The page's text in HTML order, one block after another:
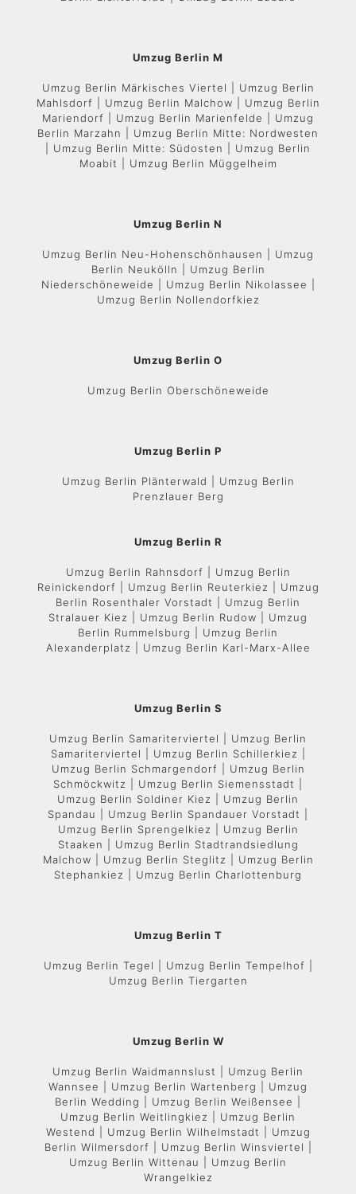
Umzug Berlin M
Umzug Berlin Märkisches Viertel | Umzug Berlin
Mahlsdorf | Umzug Berlin Malchow | Umzug Berlin
Mariendorf | Umzug Berlin Marienfelde | Umzug
Berlin Marzahn | Umzug Berlin Mitte: Nordwesten
| Umzug Berlin Mitte: Südosten | Umzug Berlin
Moabit | Umzug Berlin Müggelheim
Umzug Berlin N
Umzug Berlin Neu-Hohenschönhausen | Umzug
Berlin Neukölln | Umzug Berlin
Niederschöneweide | Umzug Berlin Nikolassee |
Umzug Berlin Nollendorfkiez
Umzug Berlin O
Umzug Berlin Oberschöneweide
Umzug Berlin P
Umzug Berlin Plänterwald | Umzug Berlin
Prenzlauer Berg
Umzug Berlin R
Umzug Berlin Rahnsdorf | Umzug Berlin
Reinickendorf | Umzug Berlin Reuterkiez | Umzug
Berlin Rosenthaler Vorstadt | Umzug Berlin
Stralauer Kiez | Umzug Berlin Rudow | Umzug
Berlin Rummelsburg | Umzug Berlin
Alexanderplatz | Umzug Berlin Karl-Marx-Allee
Umzug Berlin S
Umzug Berlin Samariterviertel | Umzug Berlin
Samariterviertel | Umzug Berlin Schillerkiez |
Umzug Berlin Schmargendorf | Umzug Berlin
Schmöckwitz | Umzug Berlin Siemensstadt |
Umzug Berlin Soldiner Kiez | Umzug Berlin
Spandau | Umzug Berlin Spandauer Vorstadt |
Umzug Berlin Sprengelkiez | Umzug Berlin
Staaken | Umzug Berlin Stadtrandsiedlung
Malchow | Umzug Berlin Steglitz | Umzug Berlin
Stephankiez | Umzug Berlin Charlottenburg
Umzug Berlin T
Umzug Berlin Tegel | Umzug Berlin Tempelhof |
Umzug Berlin Tiergarten
Umzug Berlin W
Umzug Berlin Waidmannslust | Umzug Berlin
Wannsee | Umzug Berlin Wartenberg | Umzug
Berlin Wedding | Umzug Berlin Weißensee |
Umzug Berlin Weitlingkiez | Umzug Berlin
Westend | Umzug Berlin Wilhelmstadt | Umzug
Berlin Wilmersdorf | Umzug Berlin Winsviertel |
Umzug Berlin Wittenau | Umzug Berlin
Wrangelkiez